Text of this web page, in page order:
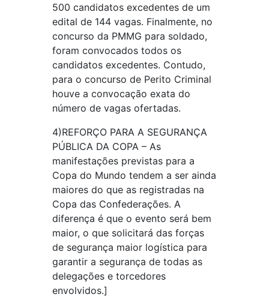
500 candidatos excedentes de um
edital de 144 vagas. Finalmente, no
concurso da PMMG para soldado,
foram convocados todos os
candidatos excedentes. Contudo,
para o concurso de Perito Criminal
houve a convocação exata do
número de vagas ofertadas.
4)REFORÇO PARA A SEGURANÇA
PÚBLICA DA COPA – As
manifestações previstas para a
Copa do Mundo tendem a ser ainda
maiores do que as registradas na
Copa das Confederações. A
diferença é que o evento será bem
maior, o que solicitará das forças
de segurança maior logística para
garantir a segurança de todas as
delegações e torcedores
envolvidos.]